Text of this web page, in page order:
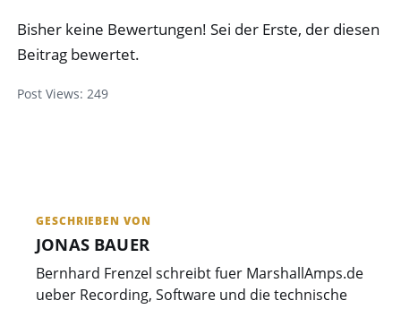
Bisher keine Bewertungen! Sei der Erste, der diesen
Beitrag bewertet.
Post Views: 249
GESCHRIEBEN VON
JONAS BAUER
Bernhard Frenzel schreibt fuer MarshallAmps.de
ueber Recording, Software und die technische